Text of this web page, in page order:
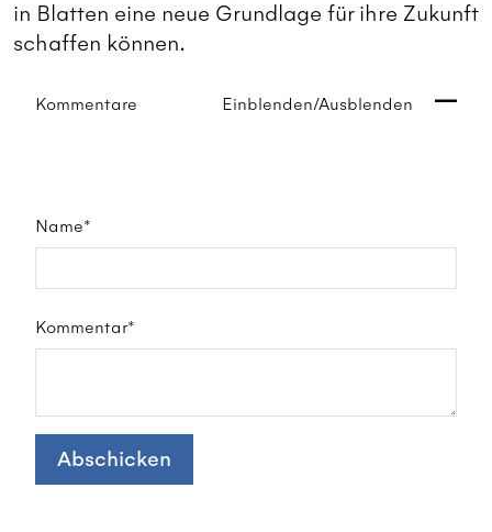
in Blatten eine neue Grundlage für ihre Zukunft
schaffen können.
Kommentare Einblenden/Ausblenden
Name*
Kommentar*
Abschicken